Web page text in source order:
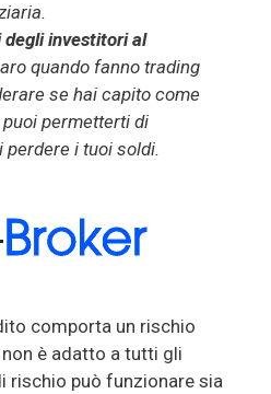
degli investitori al
quando fanno trading
se hai capito come
permetterti di
perdere i tuoi soldi.
comporta un rischio
è adatto a tutti gli
rischio può funzionare sia